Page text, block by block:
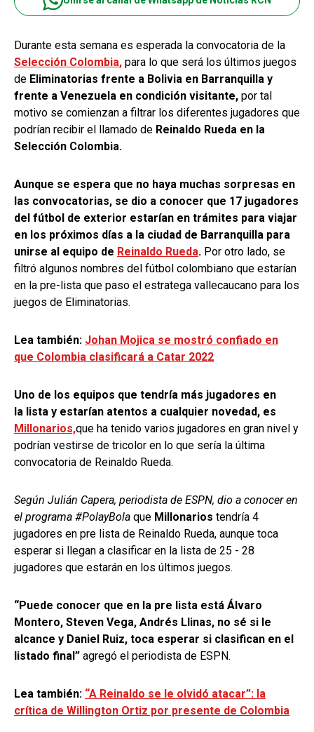
Durante esta semana es esperada la convocatoria de la
Selección Colombia, para lo que será los últimos juegos
de Eliminatorias frente a Bolivia en Barranquilla y
frente a Venezuela en condición visitante, por tal
motivo se comienzan a filtrar los diferentes jugadores que
podrían recibir el llamado de Reinaldo Rueda en la
Selección Colombia.
Aunque se espera que no haya muchas sorpresas en
las convocatorias, se dio a conocer que 17 jugadores
del fútbol de exterior estarían en trámites para viajar
en los próximos días a la ciudad de Barranquilla para
unirse al equipo de Reinaldo Rueda. Por otro lado, se
filtró algunos nombres del fútbol colombiano que estarían
en la pre-lista que paso el estratega vallecaucano para los
juegos de Eliminatorias.
Lea también: Johan Mojica se mostró confiado en
que Colombia clasificará a Catar 2022
Uno de los equipos que tendría más jugadores en
la lista y estarían atentos a cualquier novedad, es
Millonarios,que ha tenido varios jugadores en gran nivel y
podrían vestirse de tricolor en lo que sería la última
convocatoria de Reinaldo Rueda.
Según Julián Capera, periodista de ESPN, dio a conocer en
el programa #PolayBola que Millonarios tendría 4
jugadores en pre lista de Reinaldo Rueda, aunque toca
esperar si llegan a clasificar en la lista de 25 - 28
jugadores que estarán en los últimos juegos.
“Puede conocer que en la pre lista está Álvaro
Montero, Steven Vega, Andrés Llinas, no sé si le
alcance y Daniel Ruiz, toca esperar si clasifican en el
listado final” agregó el periodista de ESPN.
Lea también: “A Reinaldo se le olvidó atacar”: la
crítica de Willington Ortiz por presente de Colombia